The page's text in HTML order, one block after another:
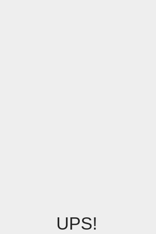
UPS!